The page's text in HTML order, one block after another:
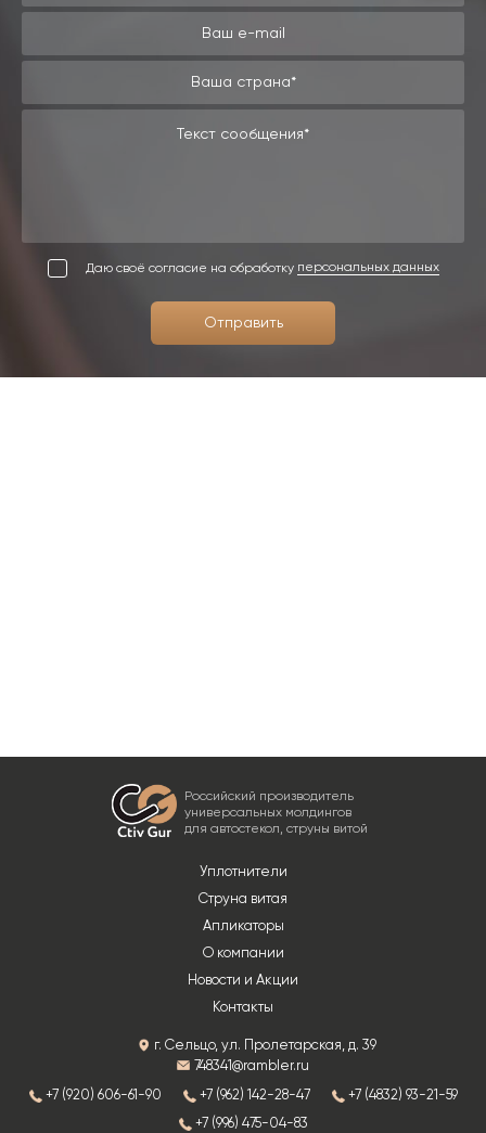
Даю своё согласие на обработку персональных данных
Российский производитель
универсальных молдингов
для автостекол, струны витой
Уплотнители
Струна витая
Апликаторы
О компании
Новости и Акции
Контакты
г. Сельцо, ул. Пролетарская, д. 39
748341@rambler.ru
+7 (920) 606-61-90 +7 (962) 142-28-47
+7 (4832) 93-21-59
+7 (996) 475-04-83